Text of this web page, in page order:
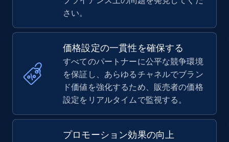
さい。
価格設定の一貫性を確保する
すべてのパートナーに公平な競争環境
を保証し、あらゆるチャネルでブラン
ド価値を強化するため、販売者の価格
設定をリアルタイムで監視する。
プロモーション効果の向上